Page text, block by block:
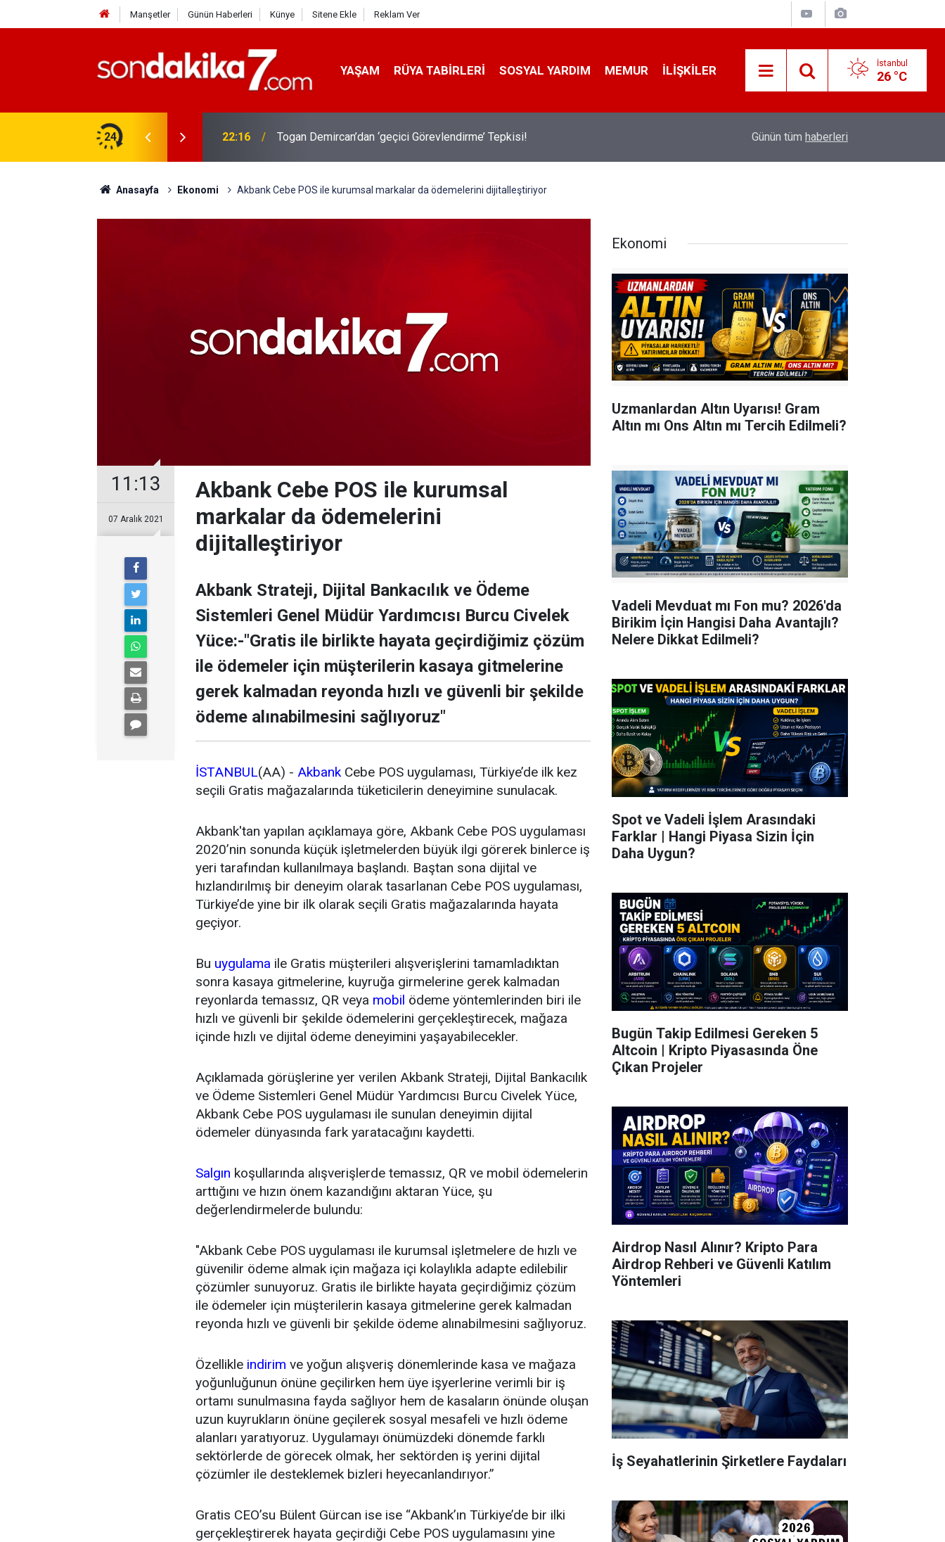
Manşetler Günün Haberleri Künye Sitene Ekle Reklam Ver
YAŞAM RÜYA TABIRLERI SOSYAL YARDIM MEMUR İLIŞKILER İstanbul
26 °C
24 22:16 Togan Demircan’dan ‘geçici Görevlendirme’ Tepkisi! Sıcak Havalarda Ödem Şikayetini Hafife
Günün tüm haberleri
Anasayfa Ekonomi Akbank Cebe POS ile kurumsal markalar da ödemelerini dijitalleştiriyor
11:13
07 Aralık 2021
Akbank Cebe POS ile kurumsal
markalar da ödemelerini
dijitalleştiriyor
Akbank Strateji, Dijital Bankacılık ve Ödeme
Sistemleri Genel Müdür Yardımcısı Burcu Civelek
Yüce:-"Gratis ile birlikte hayata geçirdiğimiz çözüm
ile ödemeler için müşterilerin kasaya gitmelerine
gerek kalmadan reyonda hızlı ve güvenli bir şekilde
ödeme alınabilmesini sağlıyoruz"
İSTANBUL(AA) - AkbankCebe POS uygulaması, Türkiye’de ilk kez
seçili Gratis mağazalarında tüketicilerin deneyimine sunulacak.
Akbank'tan yapılan açıklamaya göre, Akbank Cebe POS uygulaması
2020’nin sonunda küçük işletmelerden büyük ilgi görerek binlerce iş
yeri tarafından kullanılmaya başlandı. Baştan sona dijital ve
hızlandırılmış bir deneyim olarak tasarlanan Cebe POS uygulaması,
Türkiye’de yine bir ilk olarak seçili Gratis mağazalarında hayata
geçiyor.
Bu uygulama ile Gratis müşterileri alışverişlerini tamamladıktan
sonra kasaya gitmelerine, kuyruğa girmelerine gerek kalmadan
reyonlarda temassız, QR veya mobil ödeme yöntemlerinden biri ile
hızlı ve güvenli bir şekilde ödemelerini gerçekleştirecek, mağaza
içinde hızlı ve dijital ödeme deneyimini yaşayabilecekler.
Açıklamada görüşlerine yer verilen Akbank Strateji, Dijital Bankacılık
ve Ödeme Sistemleri Genel Müdür Yardımcısı Burcu Civelek Yüce,
Akbank Cebe POS uygulaması ile sunulan deneyimin dijital
ödemeler dünyasında fark yaratacağını kaydetti.
Salgın koşullarında alışverişlerde temassız, QR ve mobil ödemelerin
arttığını ve hızın önem kazandığını aktaran Yüce, şu
değerlendirmelerde bulundu:
"Akbank Cebe POS uygulaması ile kurumsal işletmelere de hızlı ve
güvenilir ödeme almak için mağaza içi kolaylıkla adapte edilebilir
çözümler sunuyoruz. Gratis ile birlikte hayata geçirdiğimiz çözüm
ile ödemeler için müşterilerin kasaya gitmelerine gerek kalmadan
reyonda hızlı ve güvenli bir şekilde ödeme alınabilmesini sağlıyoruz.
Özellikle indirim ve yoğun alışveriş dönemlerinde kasa ve mağaza
yoğunluğunun önüne geçilirken hem üye işyerlerine verimli bir iş
ortamı sunulmasına fayda sağlıyor hem de kasaların önünde oluşan
uzun kuyrukların önüne geçilerek sosyal mesafeli ve hızlı ödeme
alanları yaratıyoruz. Uygulamayı önümüzdeki dönemde farklı
sektörlerde de görecek olmak, her sektörden iş yerini dijital
çözümler ile desteklemek bizleri heyecanlandırıyor.”
Gratis CEO’su Bülent Gürcan ise ise “Akbank’ın Türkiye’de bir ilki
gerçekleştirerek hayata geçirdiği Cebe POS uygulamasını yine
Ekonomi
Uzmanlardan Altın Uyarısı! Gram
Altın mı Ons Altın mı Tercih Edilmeli?
Vadeli Mevduat mı Fon mu? 2026'da
Birikim İçin Hangisi Daha Avantajlı?
Nelere Dikkat Edilmeli?
Spot ve Vadeli İşlem Arasındaki
Farklar | Hangi Piyasa Sizin İçin
Daha Uygun?
Bugün Takip Edilmesi Gereken 5
Altcoin | Kripto Piyasasında Öne
Çıkan Projeler
Airdrop Nasıl Alınır? Kripto Para
Airdrop Rehberi ve Güvenli Katılım
Yöntemleri
İş Seyahatlerinin Şirketlere Faydaları